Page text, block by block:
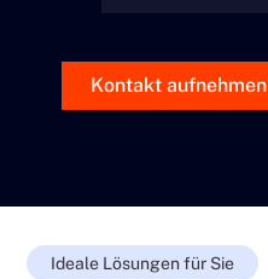
Kontakt aufnehmen
Ideale Lösungen für Sie